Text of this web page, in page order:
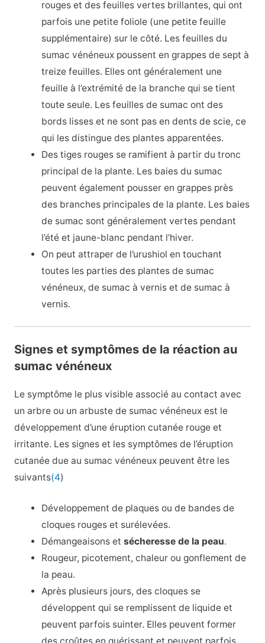
rouges et des feuilles vertes brillantes, qui ont
parfois une petite foliole (une petite feuille
supplémentaire) sur le côté. Les feuilles du
sumac vénéneux poussent en grappes de sept à
treize feuilles. Elles ont généralement une
feuille à l’extrémité de la branche qui se tient
toute seule. Les feuilles de sumac ont des
bords lisses et ne sont pas en dents de scie, ce
qui les distingue des plantes apparentées.
Des tiges rouges se ramifient à partir du tronc
principal de la plante. Les baies du sumac
peuvent également pousser en grappes près
des branches principales de la plante. Les baies
de sumac sont généralement vertes pendant
l’été et jaune-blanc pendant l’hiver.
On peut attraper de l’urushiol en touchant
toutes les parties des plantes de sumac
vénéneux, de sumac à vernis et de sumac à
vernis.
Signes et symptômes de la réaction au
sumac vénéneux
Le symptôme le plus visible associé au contact avec
un arbre ou un arbuste de sumac vénéneux est le
développement d’une éruption cutanée rouge et
irritante. Les signes et les symptômes de l’éruption
cutanée due au sumac vénéneux peuvent être les
suivants(4)
Développement de plaques ou de bandes de
cloques rouges et surélevées.
Démangeaisons etsécheresse de la peau.
Rougeur, picotement, chaleur ou gonflement de
la peau.
Après plusieurs jours, des cloques se
développent qui se remplissent de liquide et
peuvent parfois suinter. Elles peuvent former